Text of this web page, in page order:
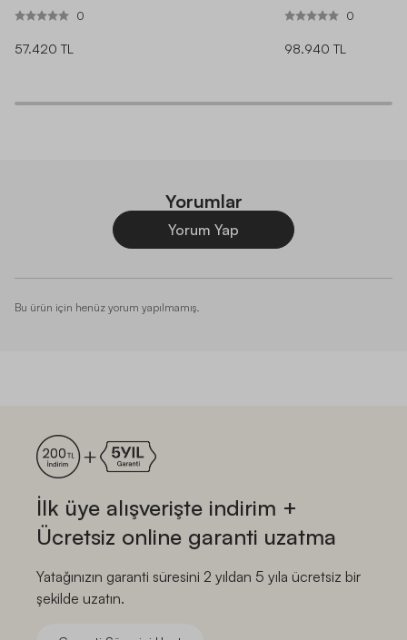
0
57.420 TL
0
98.940 TL
Yorumlar
Yorum Yap
Bu ürün için henüz yorum yapılmamış.
İlk üye alışverişte indirim +
Ücretsiz online garanti uzatma
Yatağınızın garanti süresini 2 yıldan 5 yıla ücretsiz bir
şekilde uzatın.